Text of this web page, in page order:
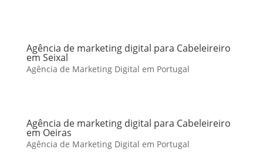
Agência de marketing digital para Cabeleireiro
em Seixal
Agência de Marketing Digital em Portugal
Agência de marketing digital para Cabeleireiro
em Oeiras
Agência de Marketing Digital em Portugal